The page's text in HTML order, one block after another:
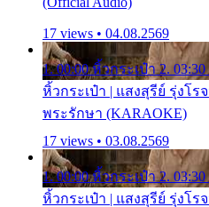
17 views • 04.08.2569
1. 00:00 หิ้วกระเป๋า 2.
หิ้วกระเป๋า | แสงสุรีย์ รุ่งโร
พระรักษา (KARAOKE)
17 views • 03.08.2569
1. 00:00 หิ้วกระเป๋า 2.
หิ้วกระเป๋า | แสงสุรีย์ รุ่งโร